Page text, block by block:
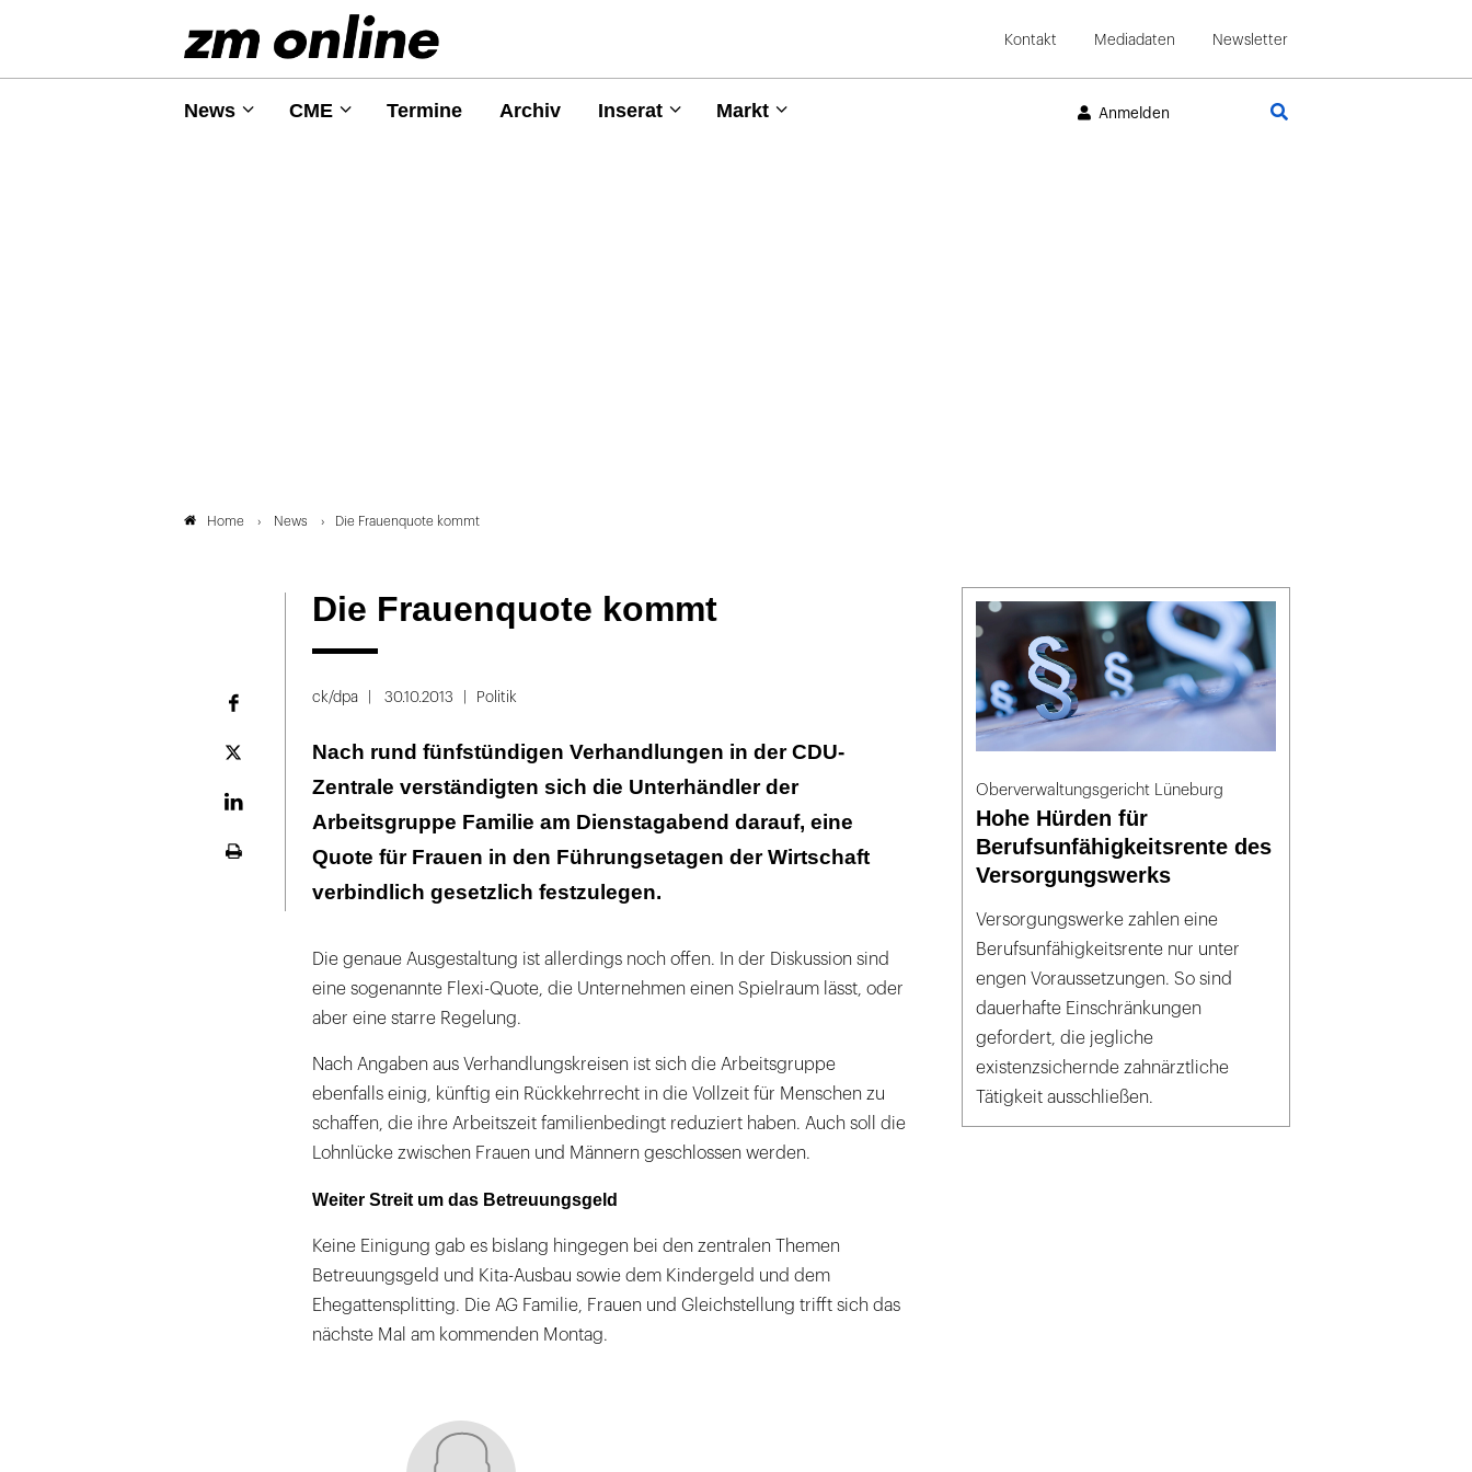
Kontakt Mediadaten Newsletter
News CME Termine Archiv Inserat Markt Anmelden
Home News Die Frauenquote kommt
Die Frauenquote kommt
Plattform
ck/dpa 30.10.2013 Politik
Nach rund fünfstündigen Verhandlungen in der CDU-
Zentrale verständigten sich die Unterhändler der
Arbeitsgruppe Familie am Dienstagabend darauf, eine
Quote für Frauen in den Führungsetagen der Wirtschaft
verbindlich gesetzlich festzulegen.
Die genaue Ausgestaltung ist allerdings noch offen. In der Diskussion sind
eine sogenannte Flexi-Quote, die Unternehmen einen Spielraum lässt, oder
aber eine starre Regelung.
Nach Angaben aus Verhandlungskreisen ist sich die Arbeitsgruppe
ebenfalls einig, künftig ein Rückkehrrecht in die Vollzeit für Menschen zu
schaffen, die ihre Arbeitszeit familienbedingt reduziert haben. Auch soll die
Lohnlücke zwischen Frauen und Männern geschlossen werden.
Weiter Streit um das Betreuungsgeld
Keine Einigung gab es bislang hingegen bei den zentralen Themen
Betreuungsgeld und Kita-Ausbau sowie dem Kindergeld und dem
Ehegattensplitting. Die AG Familie, Frauen und Gleichstellung trifft sich das
nächste Mal am kommenden Montag.
Oberverwaltungsgericht Lüneburg
Hohe Hürden für
Berufsunfähigkeitsrente des
Versorgungswerks
Versorgungswerke zahlen eine
Berufsunfähigkeitsrente nur unter
engen Voraussetzungen. So sind
dauerhafte Einschränkungen
gefordert, die jegliche
existenzsichernde zahnärztliche
Tätigkeit ausschließen.